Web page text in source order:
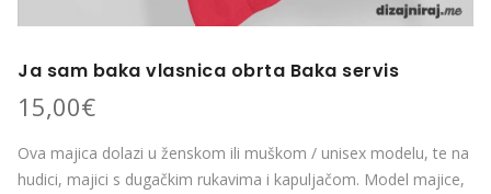
Ja sam baka vlasnica obrta Baka servis
15,00€
Ova majica dolazi u ženskom ili muškom / unisex modelu, te na
hudici, majici s dugačkim rukavima i kapuljačom. Model majice,